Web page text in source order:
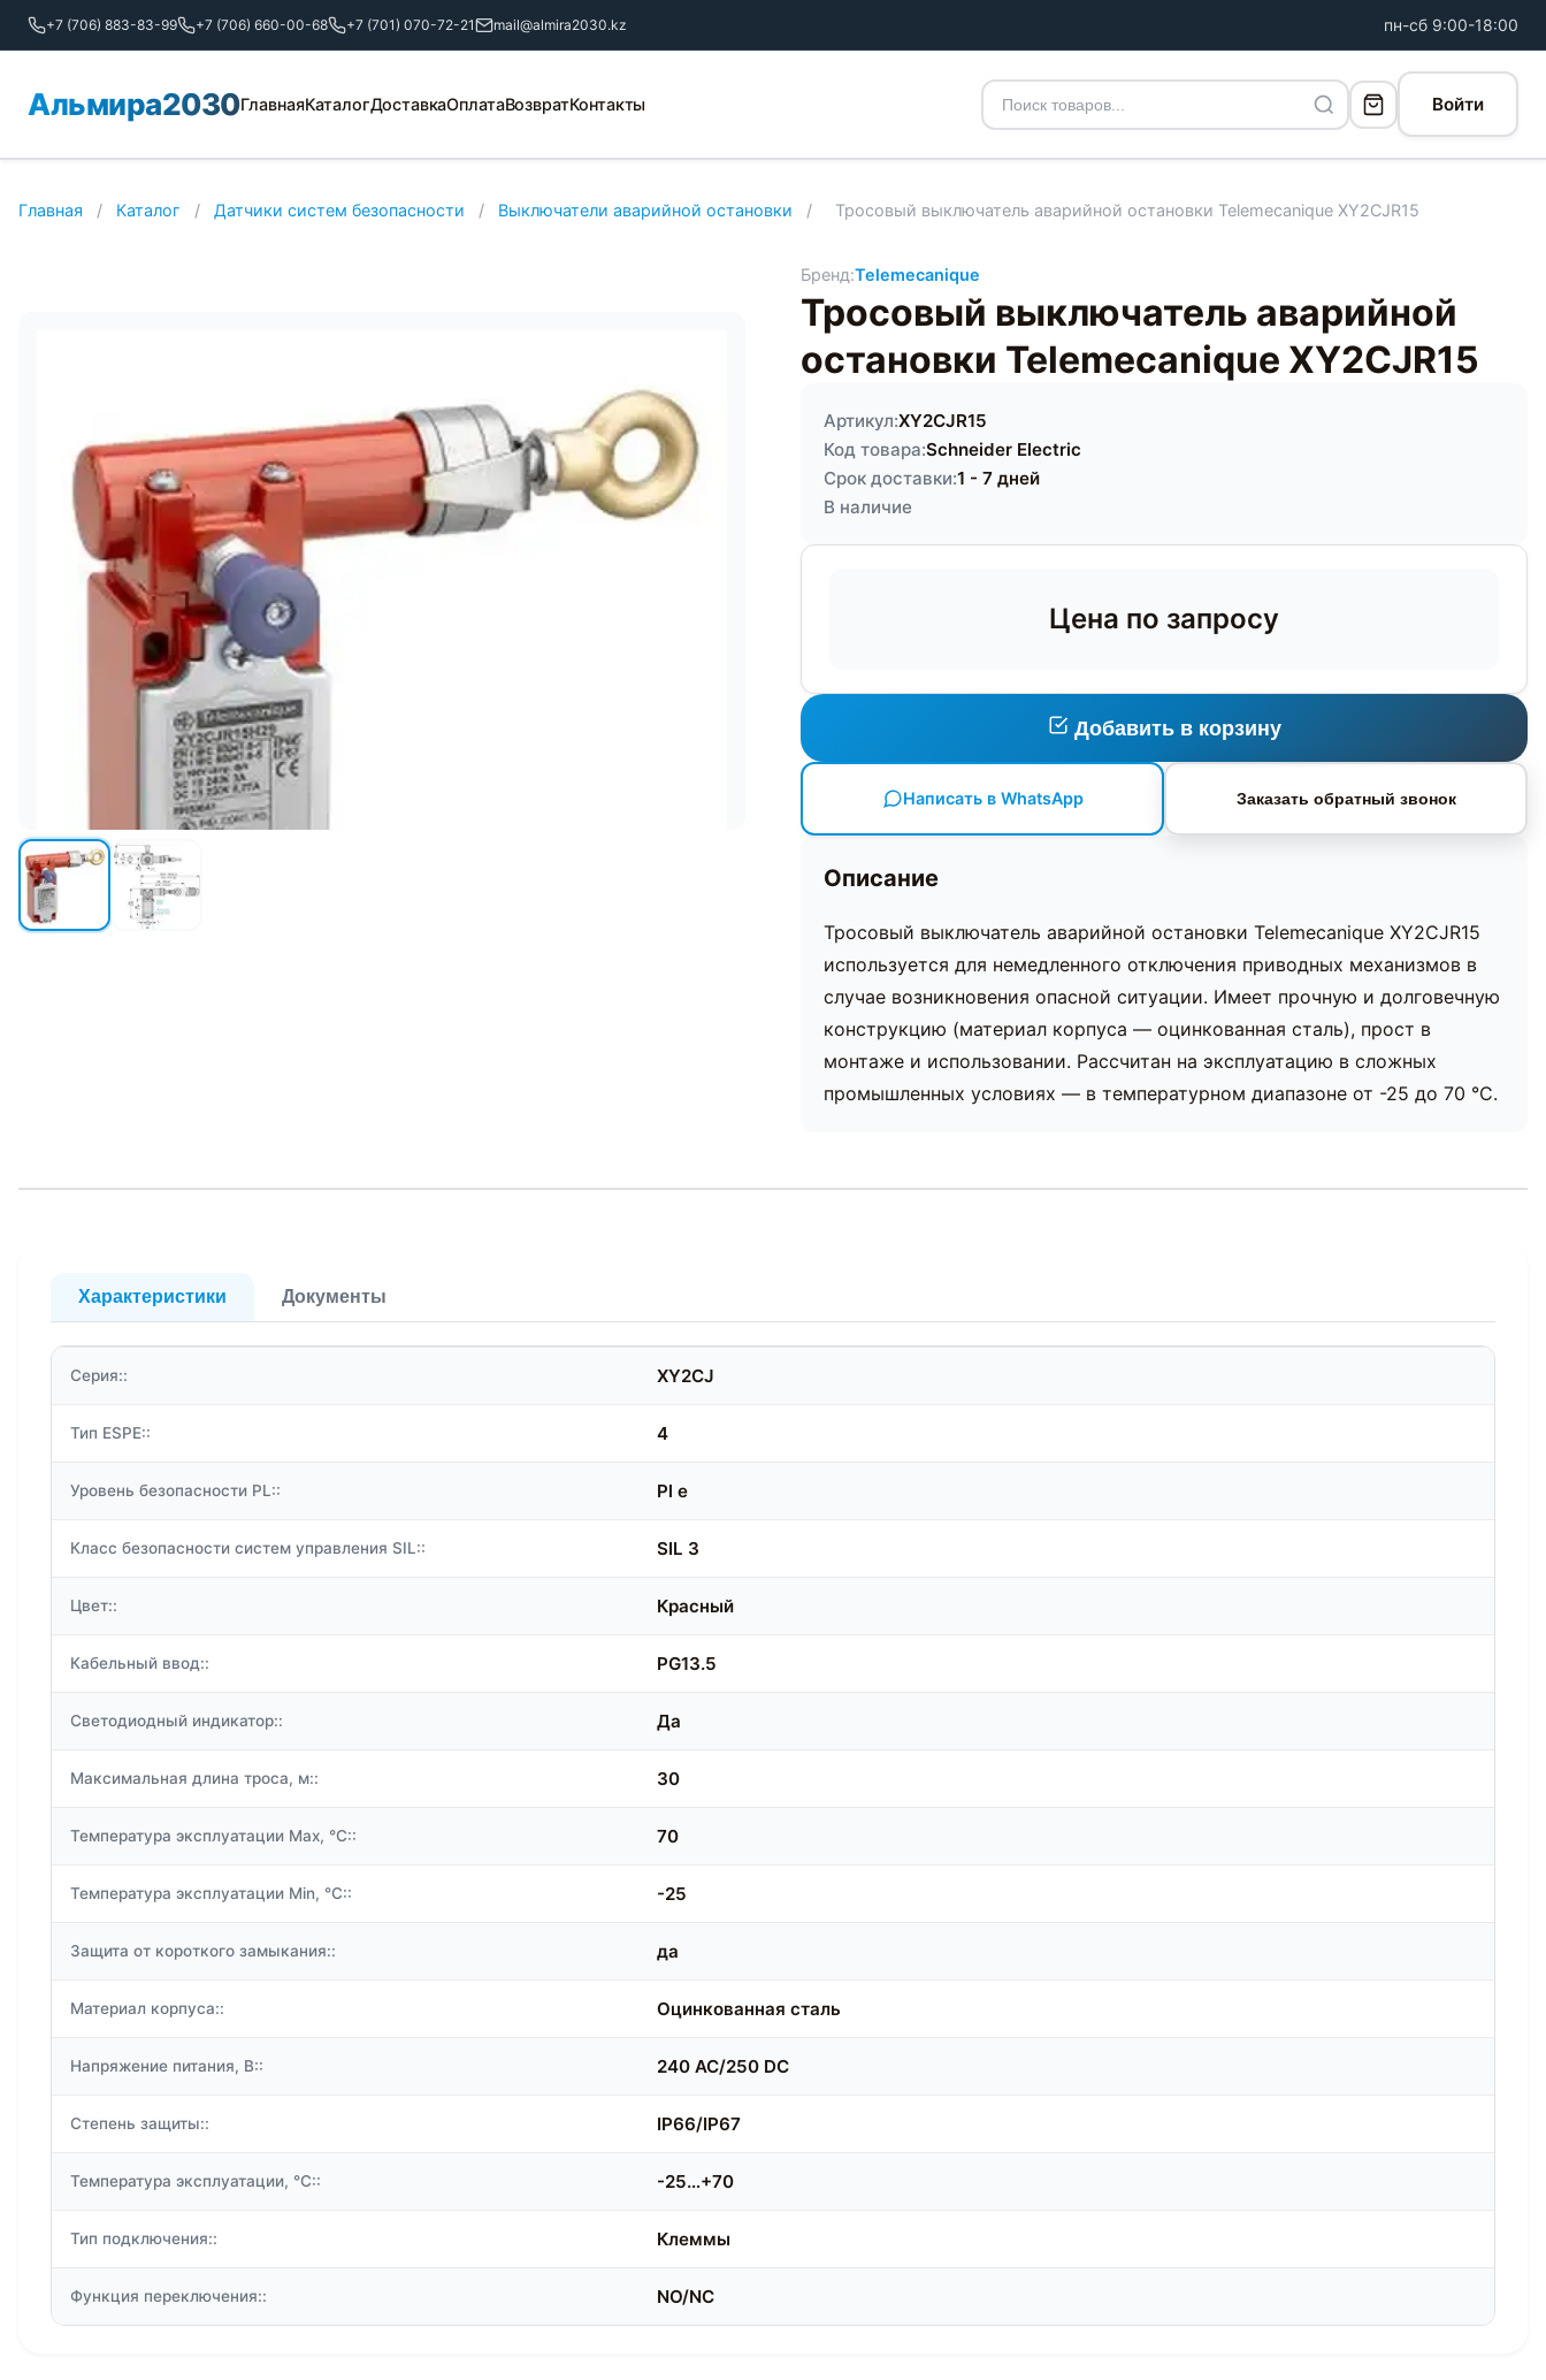
+7 (706) 883-83-99 +7 (706) 660-00-68 +7 (701) 070-72-21 mail@almira2030.kz пн-сб 9:00-18:00
Альмира2030ГлавнаяКаталогДоставкаОплатаВозвратКонтакты Войти
Главная / Каталог / Датчики систем безопасности / Выключатели аварийной остановки / Тросовый выключатель аварийной остановки Telemecanique XY2CJR15
Бренд:Telemecanique
Тросовый выключатель аварийной
остановки Telemecanique XY2CJR15
Артикул:XY2CJR15
Код товара:Schneider Electric
Срок доставки:1 - 7 дней
В наличие
Цена по запросу
Добавить в корзину
Написать в WhatsApp Заказать обратный звонок
Описание
Тросовый выключатель аварийной остановки Telemecanique XY2CJR15
используется для немедленного отключения приводных механизмов в
случае возникновения опасной ситуации. Имеет прочную и долговечную
конструкцию (материал корпуса — оцинкованная сталь), прост в
монтаже и использовании. Рассчитан на эксплуатацию в сложных
промышленных условиях — в температурном диапазоне от -25 до 70 °С.
Характеристики Документы
Серия:: XY2CJ
Тип ESPE:: 4
Уровень безопасности PL:: Pl e
Класс безопасности систем управления SIL:: SIL 3
Цвет:: Красный
Кабельный ввод:: PG13.5
Светодиодный индикатор:: Да
Максимальная длина троса, м:: 30
Температура эксплуатации Max, °C:: 70
Температура эксплуатации Min, °C:: -25
Защита от короткого замыкания:: да
Материал корпуса:: Оцинкованная сталь
Напряжение питания, В:: 240 AC/250 DC
Степень защиты:: IP66/IP67
Температура эксплуатации, °C:: -25…+70
Тип подключения:: Клеммы
Функция переключения:: NO/NC